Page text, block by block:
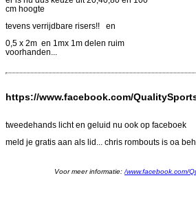
cm hoogte
tevens verrijdbare risers!! en
0,5 x 2m en 1mx 1m delen ruim
voorhanden...
https://www.facebook.com/
tweedehands licht en geluid nu ook op faceboek
meld je gratis aan als lid... chris rombouts is oa
Voor meer informatie: /www.facebook.com/